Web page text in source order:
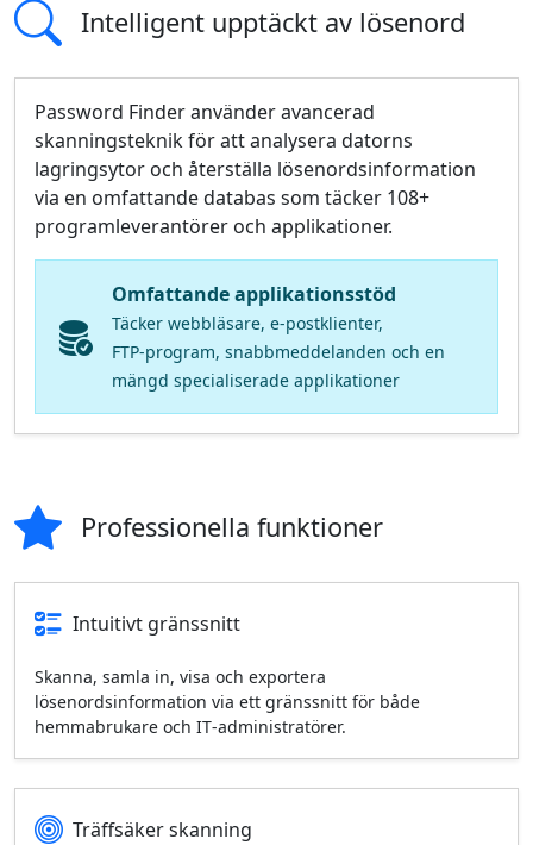
Intelligent upptäckt av lösenord
Password Finder använder avancerad
skanningsteknik för att analysera datorns
lagringsytor och återställa lösenordsinformation
via en omfattande databas som täcker 108+
programleverantörer och applikationer.
Omfattande applikationsstöd
Täcker webbläsare, e‑postklienter,
FTP‑program, snabbmeddelanden och en
mängd specialiserade applikationer
Professionella funktioner
Intuitivt gränssnitt
Skanna, samla in, visa och exportera
lösenordsinformation via ett gränssnitt för både
hemmabrukare och IT‑administratörer.
Träffsäker skanning